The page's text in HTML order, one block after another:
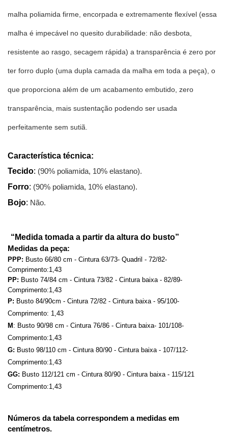
malha poliamida firme, encorpada e extremamente flexível (essa
malha é impecável no quesito durabilidade: não desbota,
resistente ao rasgo, secagem rápida) a transparência é zero por
ter forro duplo (uma dupla camada da malha em toda a peça), o
que proporciona além de um acabamento embutido, zero
transparência, mais sustentação podendo ser usada
perfeitamente sem sutiã.
Característica técnica:
Tecido: (90% poliamida, 10% elastano).
Forro: (90% poliamida, 10% elastano).
Bojo: Não.
“Medida tomada a partir da altura do busto”
Medidas da peça:
PPP: Busto 66/80 cm - Cintura 63/73- Quadril - 72/82-
Comprimento:1,43
PP: Busto 74/84 cm - Cintura 73/82 - Cintura baixa - 82/89-
Comprimento:1,43
P: Busto 84/90cm - Cintura 72/82 - Cintura baixa - 95/100-
Comprimento: 1,43
M : Busto 90/98 cm - Cintura 76/86 - Cintura baixa- 101/108-
Comprimento:1,43
G: Busto 98/110 cm - Cintura 80/90 - Cintura baixa - 107/112-
Comprimento:1,43
GG: Busto 112/121 cm - Cintura 80/90 - Cintura baixa - 115/121
Comprimento:1,43
Números da tabela correspondem a medidas em
centímetros.